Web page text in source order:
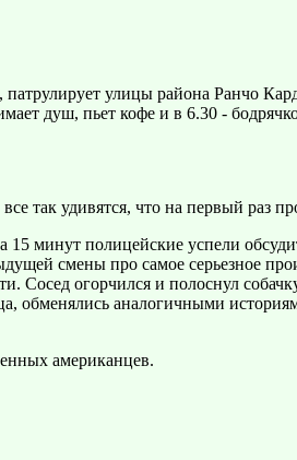
улицы района Ранчо
душ, пьет кофе и в 6.30 -
так удивятся, что на первый раз
минут полицейские успели
смены про самое серьезное
Сосед огорчился и полоснул
обменялись аналогичными
американцев.